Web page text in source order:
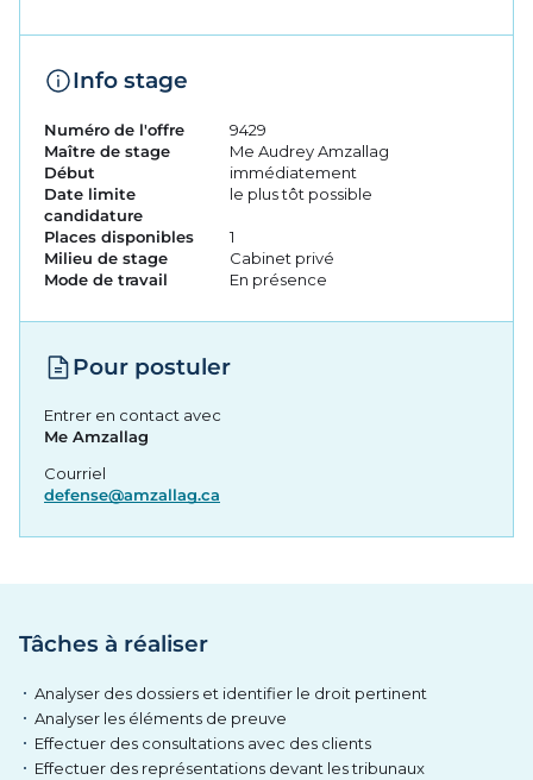
Info stage
Numéro de l'offre
9429
Maître de stage
Me Audrey Amzallag
Début
immédiatement
Date limite
candidature
le plus tôt possible
Places disponibles
1
Milieu de stage
Cabinet privé
Mode de travail
En présence
Pour postuler
Entrer en contact avec
Me Amzallag
Courriel
defense@amzallag.ca
Tâches à réaliser
Analyser des dossiers et identifier le droit pertinent
Analyser les éléments de preuve
Effectuer des consultations avec des clients
Effectuer des représentations devant les tribunaux